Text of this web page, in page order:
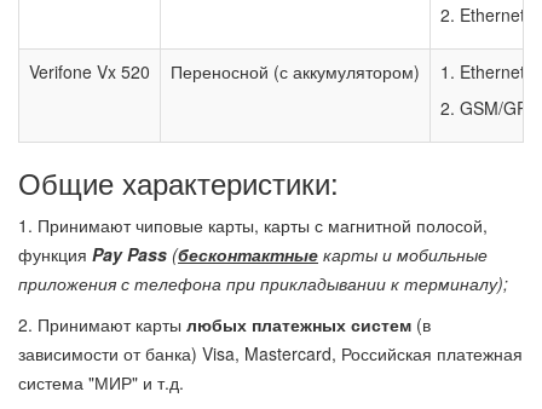
2. Ethernet
Verifone Vx 520 Переносной (с аккумулятором)
1. Ethernet
2. GSM/
Общие характеристики:
1. Принимают чиповые карты, карты с магнитной полосой,
функция Pay Pass (бесконтактные карты и мобильные
приложения с телефона при прикладывании к терминалу);
2. Принимают карты любых платежных систем (в
зависимости от банка) Visa, Mastercard, Российская платежная
система "МИР" и т.д.